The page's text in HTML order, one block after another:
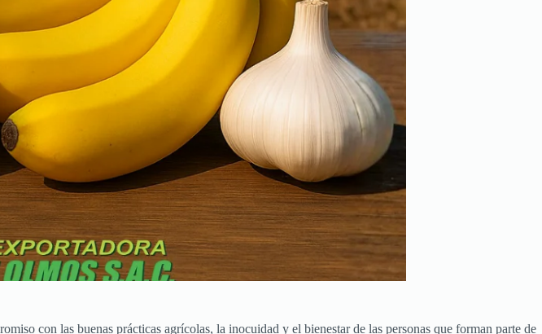
con las buenas prácticas agrícolas, la inocuidad y el bienestar de las personas que forman parte de